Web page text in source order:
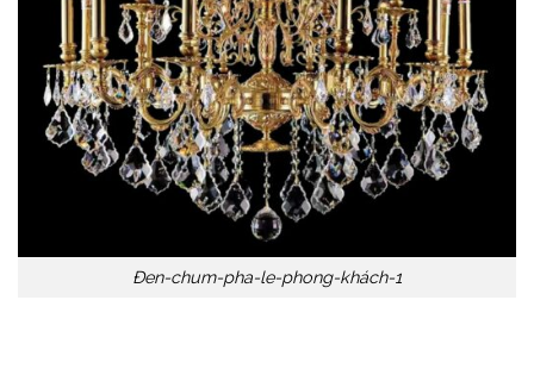
Đen-chum-pha-le-phong-khách-1